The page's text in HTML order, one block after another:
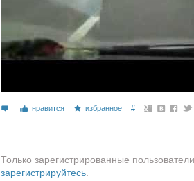
нравится избранное #
Только зарегистрированные
зарегистрируйтесь